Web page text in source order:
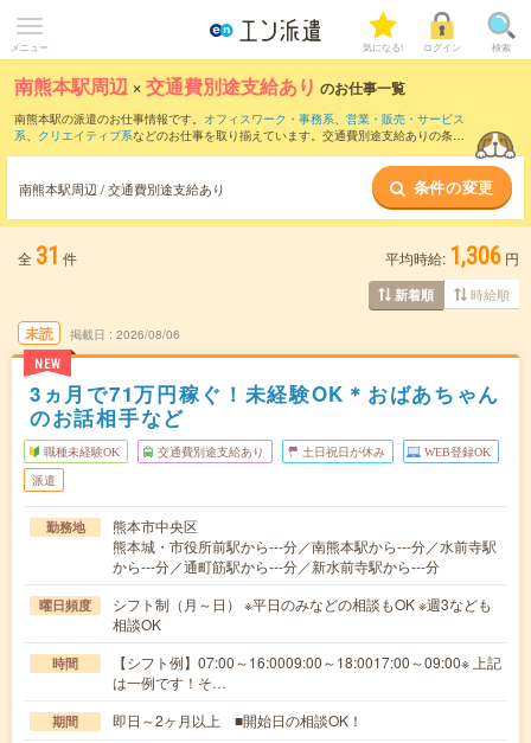
メニュー 気になる! ログイン 検索
南熊本駅周辺 ×交通費別途支給あり のお仕事一覧
南熊本駅の派遣のお仕事情報です。 オフィスワーク・事務系、 営業・販売・サービス
系、 クリエイティブ系などのお仕事を取り揃えています。交通費別途支給ありの条件
南熊本駅周辺 / 交通費別途支給あり 条件の変更
全 31 件 平均時給: 1,306 円
新着順 時給順
未読
NEW
掲載日 2026/08/06
3ヵ月で71万円稼ぐ！未経験OK＊おばあちゃん
のお話相手など
職種未経験OK 交通費別途支給あり 土日祝日が休み WEB登録OK
派遣
勤務地
熊本市中央区
熊本城・市役所前駅から---分／南熊本駅から---分／水前寺駅
から---分／通町筋駅から---分／新水前寺駅から---分
曜日頻度
シフト制（月～日） ※平日のみなどの相談もOK ※週3なども
相談OK
時間
【シフト例】07:00～16:0009:00～18:0017:00～09:00※ 上記
は一例です！そ…
期間 即日～2ヶ月以上 ■開始日の相談OK！